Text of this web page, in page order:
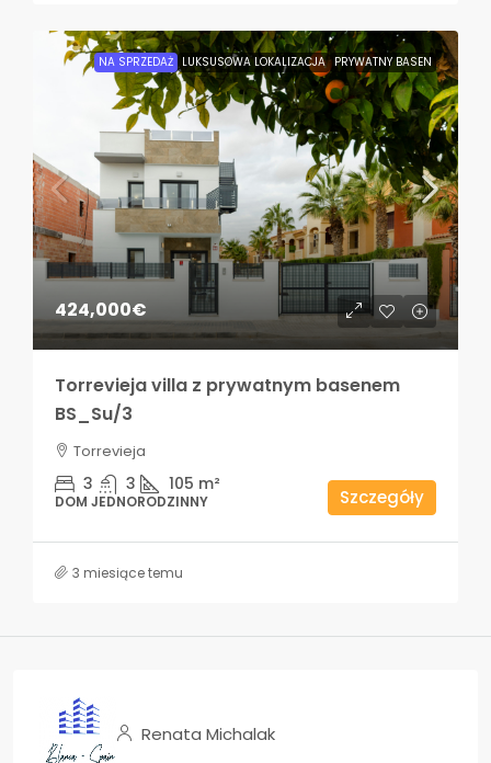
NA SPRZEDAŻ LUKSUSOWA LOKALIZACJA PRYWATNY BASEN
424,000€
Torrevieja villa z prywatnym basenem
BS_Su/3
Torrevieja
3 3 105 m²
DOM JEDNORODZINNY Szczegóły
3 miesiące temu
Renata Michalak